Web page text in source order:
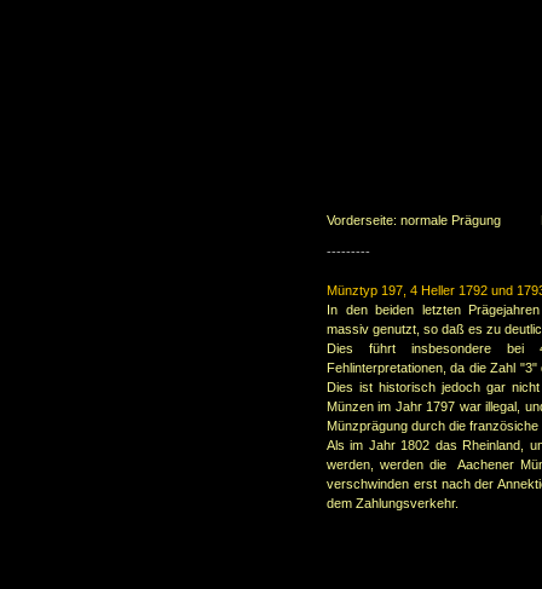
Vorderseite: normale Prägung
---------
Münztyp 197, 4 Heller 1792 und
In den beiden letzten
massiv genutzt, so daß es zu
Dies führt insbesondere bei
Fehlinterpretationen, da die Zahl
Dies ist historisch jedoch gar
Münzen im Jahr 1797 war illegal,
Münzprägung durch die französiche
Als im Jahr 1802 das Rheinland,
werden, werden die Aachener
verschwinden erst nach der
dem Zahlungsverkehr.